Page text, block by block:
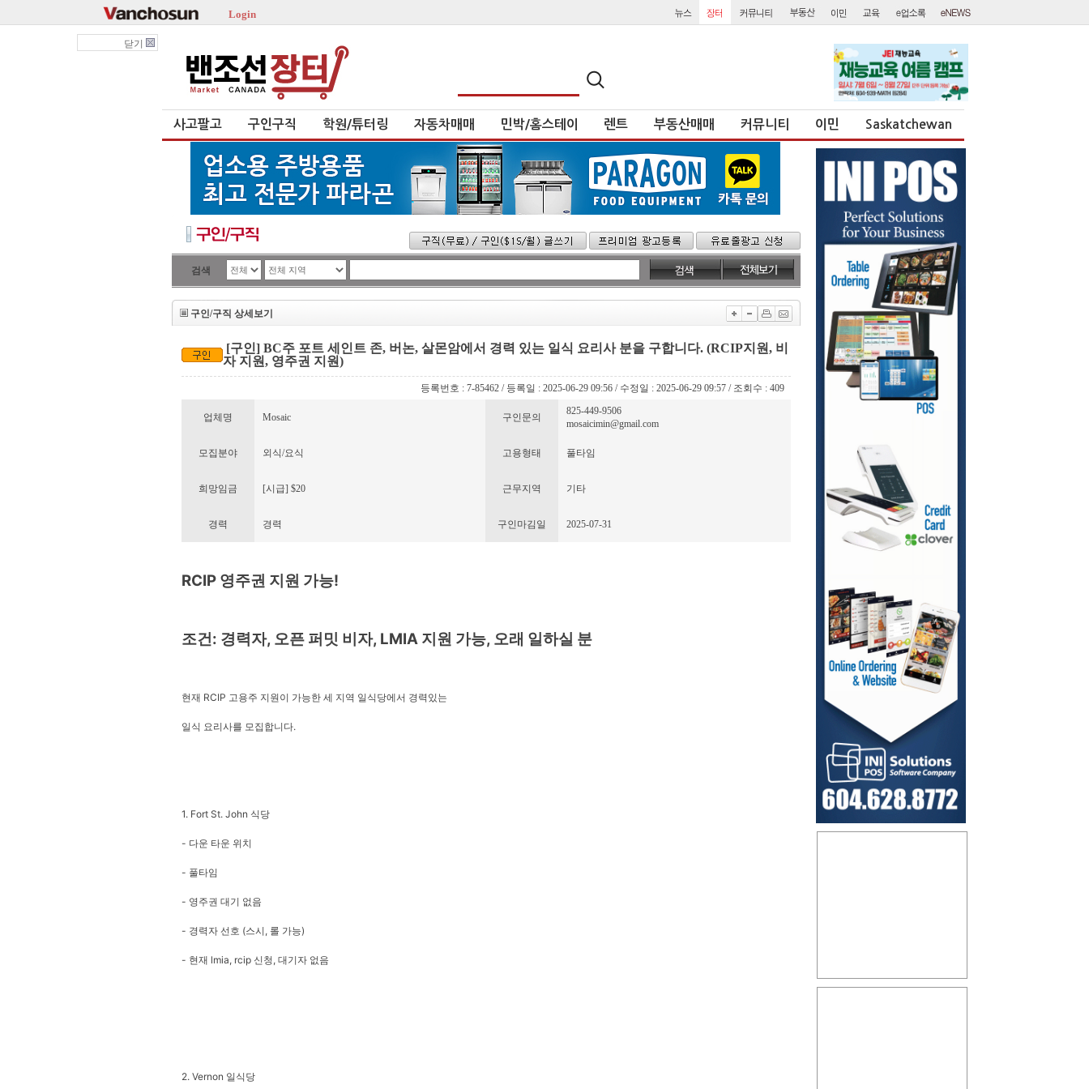
Login
닫기
사고팔고 구인구직 학원/튜터링 자동차매매 민박/홈스테이 렌트 부동산매매 커뮤니티 이민 Saskatchewan
검색
구인/구직 상세보기
[구인] BC주 포트 세인트 존, 버논, 살몬암에서 경력 있는 일식 요리사 분을 구합니다. (RCIP지원, 비
자 지원, 영주권 지원)
등록번호 : 7-85462 / 등록일 : 2025-06-29 09:56 / 수정일 : 2025-06-29 09:57 / 조회수 : 409
업체명 Mosaic 구인문의
825-449-9506
mosaicimin@gmail.com
모집분야 외식/요식 고용형태 풀타임
희망임금 [시급] $20 근무지역 기타
경력 경력 구인마김일 2025-07-31
RCIP 영주권 지원 가능!
조건: 경력자, 오픈 퍼밋 비자, LMIA 지원 가능, 오래 일하실 분
현재 RCIP 고용주 지원이 가능한 세 지역 일식당에서 경력있는
일식 요리사를 모집합니다.
1. Fort St. John 식당
- 다운 타운 위치
- 풀타임
- 영주권 대기 없음
- 경력자 선호 (스시, 롤 가능)
- 현재 lmia, rcip 신청, 대기자 없음
2. Vernon 일식당